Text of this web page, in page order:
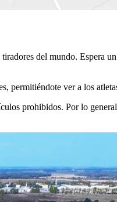
del mundo. Espera
permitiéndote ver a los
prohibidos. Por lo